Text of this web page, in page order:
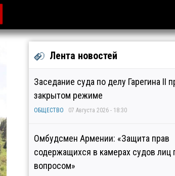
Лента новостей
Заседание суда по делу Гарегина II
закрытом режиме
ОБЩЕСТВО 07 Августа 2026 - 18:30
Омбудсмен Армении: «Защита прав
содержащихся в камерах судов лиц
вопросом»